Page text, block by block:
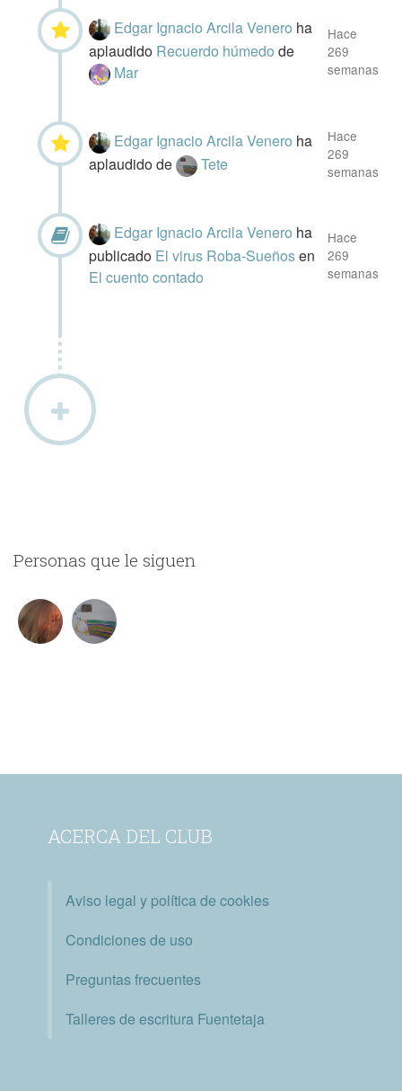
Edgar Ignacio Arcila Venero ha
aplaudido Recuerdo húmedode
Mar
Hace
269
semanas
Edgar Ignacio Arcila Venero ha
aplaudidode Tete
Hace
269
semanas
Edgar Ignacio Arcila Venero ha
publicado El virus Roba-Sueñosen
El cuento contado
Hace
269
semanas
Personas que le siguen
ACERCA DEL CLUB
Aviso legal y política de cookies
Condiciones de uso
Preguntas frecuentes
Talleres de escritura Fuentetaja